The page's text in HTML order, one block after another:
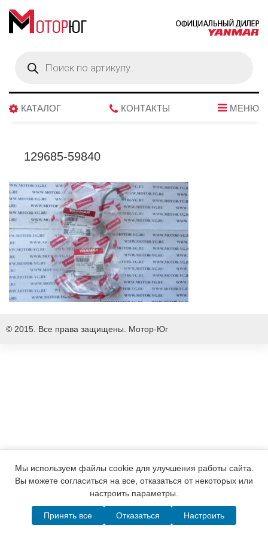
товаров
КАТАЛОГ КОНТАКТЫ МЕНЮ
129685-59840
© 2015. Все права защищены. Мотор-Юг
Написать в MAX Telegram WhatsApp Позвонить
Мы используем файлы cookie для улучшения работы сайта.
Вы можете согласиться на все, отказаться от некоторых или
настроить параметры.
Принять все Отказаться Настроить